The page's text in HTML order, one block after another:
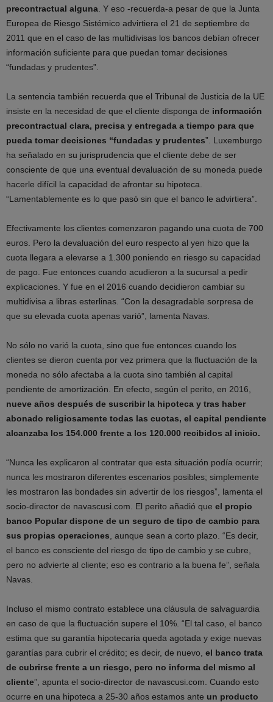
precontractual alguna . Y eso -recuerda-a pesar de que la Junta
Europea de Riesgo Sistémico advirtiera el 21 de septiembre de
2011 que en el caso de las multidivisas los bancos debían ofrecer
información suficiente para que puedan tomar decisiones
“fundadas y prudentes”.
La sentencia también recuerda que el Tribunal de Justicia de la UE
insiste en la necesidad de que el cliente disponga de información
precontractual clara, precisa y entregada a tiempo para que
pueda tomar decisiones “fundadas y prudentes”. Luxemburgo
ha señalado en su jurisprudencia que el cliente debe de ser
consciente de que una eventual devaluación de su moneda puede
hacerle difícil la capacidad de afrontar su hipoteca.
“Lamentablemente es lo que pasó sin que el banco le advirtiera”.
Efectivamente los clientes comenzaron pagando una cuota de 700
euros. Pero la devaluación del euro respecto al yen hizo que la
cuota llegara a elevarse a 1.300 poniendo en riesgo su capacidad
de pago. Fue entonces cuando acudieron a la sucursal a pedir
explicaciones. Y fue en el 2016 cuando decidieron cambiar su
multidivisa a libras esterlinas. “Con la desagradable sorpresa de
que su elevada cuota apenas varió”, lamenta Navas.
No sólo no varió la cuota, sino que fue entonces cuando los
clientes se dieron cuenta por vez primera que la fluctuación de la
moneda no sólo afectaba a la cuota sino también al capital
pendiente de amortización. En efecto, según el perito, en 2016,
nueve años después de suscribir la hipoteca y tras haber
abonado religiosamente todas las cuotas, el capital pendiente
alcanzaba los 154.000 frente a los 120.000 recibidos al inicio.
“Nunca les explicaron al contratar que esta situación podía ocurrir;
nunca les mostraron diferentes escenarios posibles; simplemente
les mostraron las bondades sin advertir de los riesgos”, lamenta el
socio-director de navascusi.com. El perito añadió que el propio
banco Popular dispone de un seguro de tipo de cambio para
sus propias operaciones , aunque sean a corto plazo. “Es decir,
el banco es consciente del riesgo de tipo de cambio y se cubre,
pero no advierte al cliente; eso es contrario a la buena fe”, señala
Navas.
Incluso el mismo contrato establece una cláusula de salvaguardia
en caso de que la fluctuación supere el 10%. “El tal caso, el banco
estima que su garantía hipotecaria queda agotada y exige nuevas
garantías para cubrir el crédito; es decir, de nuevo, el banco trata
de cubrirse frente a un riesgo, pero no informa del mismo al
cliente”, apunta el socio-director de navascusi.com. Cuando esto
ocurre en una hipoteca a 25-30 años estamos ante un producto